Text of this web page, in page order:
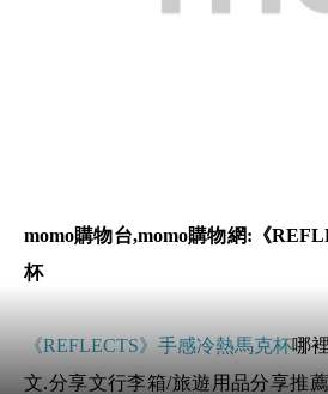
momo購物台,momo購物網:《
杯
《REFLECTS》手感冷熱馬克杯哪
文.分享文行李箱/旅遊用品分享推